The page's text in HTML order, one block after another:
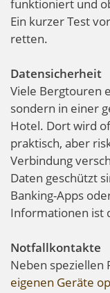
funktioniert und
Ein kurzer Test
retten.
Datensicherheit
Viele Bergtouren
sondern in einer
Hotel. Dort wird
praktisch, aber
Verbindung
Daten geschützt
Banking-Apps
Informationen ist
Notfallkontakte
Neben speziellen
eigenen Geräte